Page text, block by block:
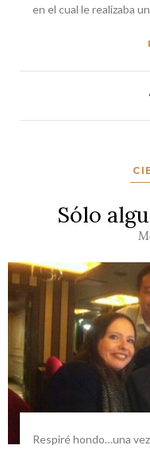
en el cual le realizaba
Sólo
Respiré hondo…una